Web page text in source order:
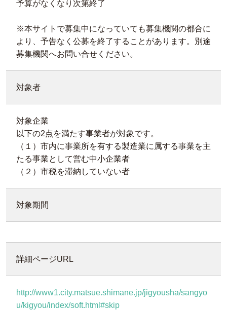
予算がなくなり次第終了
※本サイトで募集中になっていても募集機関の都合に
より、予告なく公募を終了することがあります。別途
募集機関へお問い合せください。
対象者
対象企業
以下の2点を満たす事業者が対象です。
（１）市内に事業所を有する製造業に属する事業を主
たる事業として営む中小企業者
（２）市税を滞納していない者
対象期間
詳細ページURL
http://www1.city.matsue.shimane.jp/jigyousha/sangyo
u/kigyou/index/soft.html#skip